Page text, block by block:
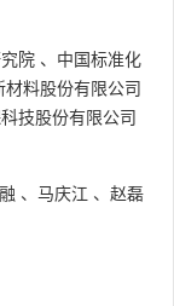
院 、 中国标准化
材料股份有限公司
技股份有限公司
、 马庆江 、 赵磊